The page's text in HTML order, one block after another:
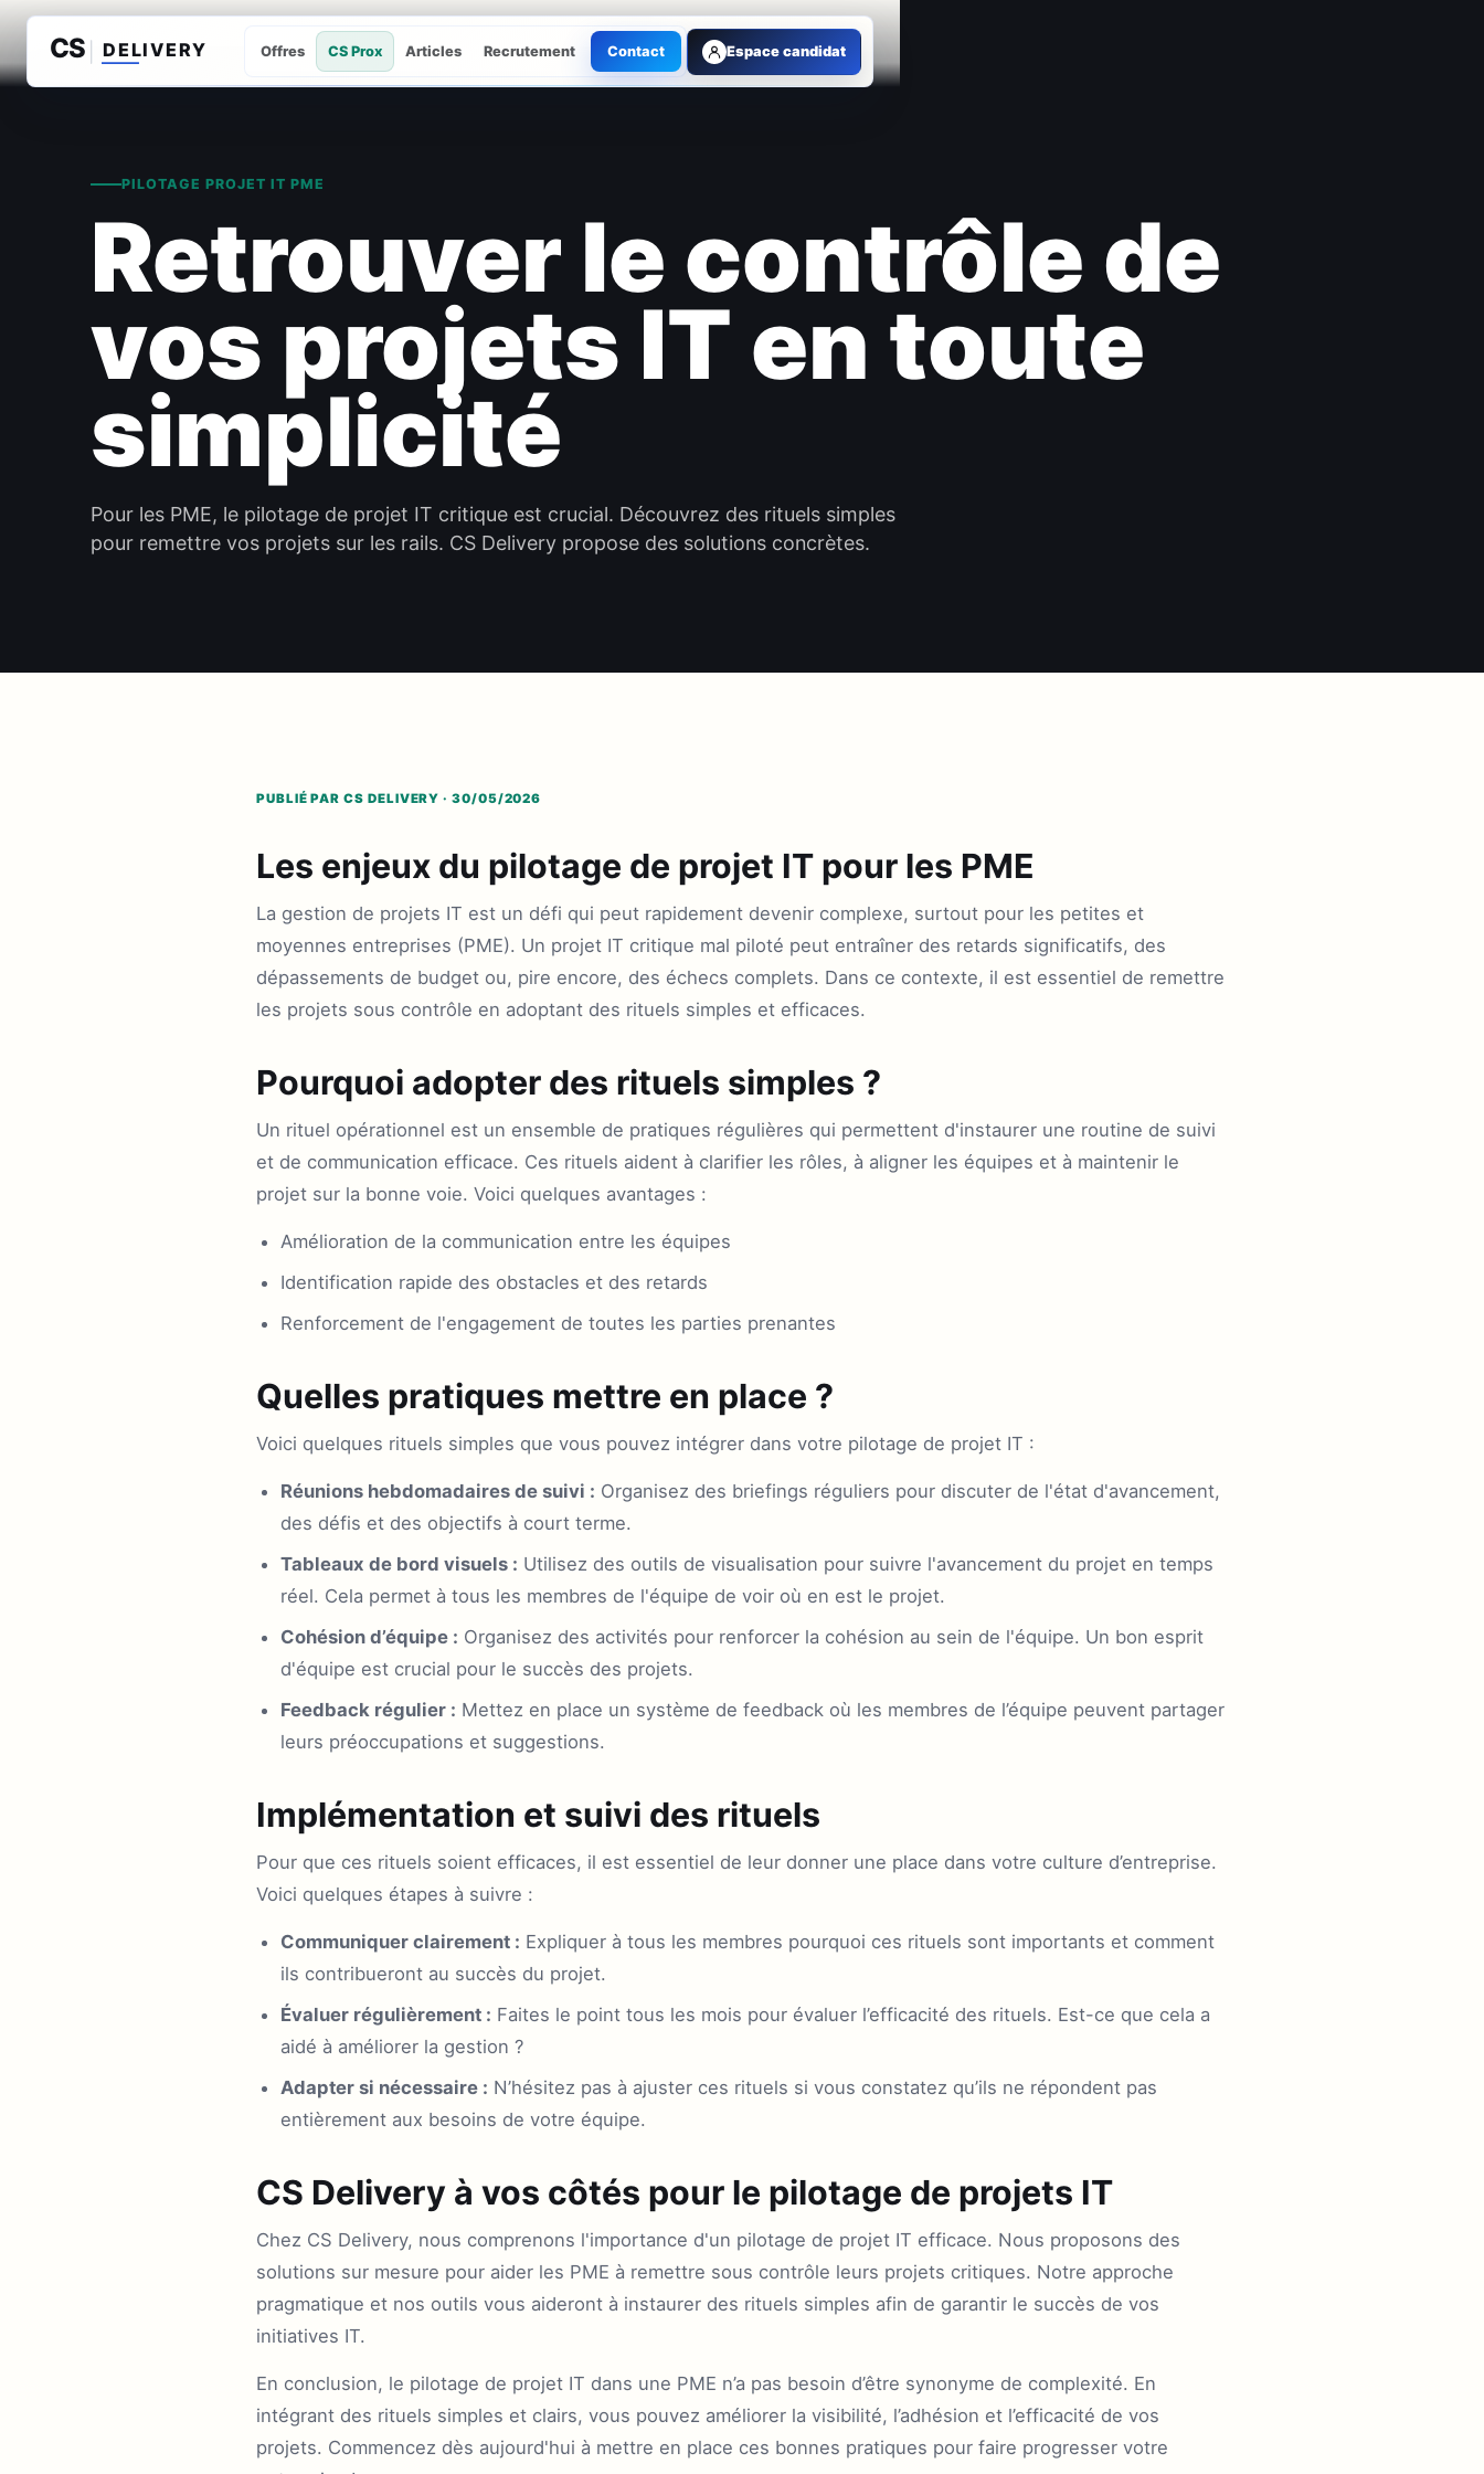
Offres CS Prox Articles Recrutement Contact Espace candidat
PILOTAGE PROJET IT PME
Retrouver le contrôle de
vos projets IT en toute
simplicité
Pour les PME, le pilotage de projet IT critique est crucial. Découvrez des rituels simples
pour remettre vos projets sur les rails. CS Delivery propose des solutions concrètes.
PUBLIÉ PAR CS DELIVERY · 30/05/2026
Les enjeux du pilotage de projet IT pour les PME
La gestion de projets IT est un défi qui peut rapidement devenir complexe, surtout pour les petites et
moyennes entreprises (PME). Un projet IT critique mal piloté peut entraîner des retards significatifs, des
dépassements de budget ou, pire encore, des échecs complets. Dans ce contexte, il est essentiel de remettre
les projets sous contrôle en adoptant des rituels simples et efficaces.
Pourquoi adopter des rituels simples ?
Un rituel opérationnel est un ensemble de pratiques régulières qui permettent d'instaurer une routine de suivi
et de communication efficace. Ces rituels aident à clarifier les rôles, à aligner les équipes et à maintenir le
projet sur la bonne voie. Voici quelques avantages :
Amélioration de la communication entre les équipes
Identification rapide des obstacles et des retards
Renforcement de l'engagement de toutes les parties prenantes
Quelles pratiques mettre en place ?
Voici quelques rituels simples que vous pouvez intégrer dans votre pilotage de projet IT :
Réunions hebdomadaires de suivi : Organisez des briefings réguliers pour discuter de l'état d'avancement,
des défis et des objectifs à court terme.
Tableaux de bord visuels : Utilisez des outils de visualisation pour suivre l'avancement du projet en temps
réel. Cela permet à tous les membres de l'équipe de voir où en est le projet.
Cohésion d’équipe : Organisez des activités pour renforcer la cohésion au sein de l'équipe. Un bon esprit
d'équipe est crucial pour le succès des projets.
Feedback régulier : Mettez en place un système de feedback où les membres de l’équipe peuvent partager
leurs préoccupations et suggestions.
Implémentation et suivi des rituels
Pour que ces rituels soient efficaces, il est essentiel de leur donner une place dans votre culture d’entreprise.
Voici quelques étapes à suivre :
Communiquer clairement : Expliquer à tous les membres pourquoi ces rituels sont importants et comment
ils contribueront au succès du projet.
Évaluer régulièrement : Faites le point tous les mois pour évaluer l’efficacité des rituels. Est-ce que cela a
aidé à améliorer la gestion ?
Adapter si nécessaire : N’hésitez pas à ajuster ces rituels si vous constatez qu’ils ne répondent pas
entièrement aux besoins de votre équipe.
CS Delivery à vos côtés pour le pilotage de projets IT
Chez CS Delivery, nous comprenons l'importance d'un pilotage de projet IT efficace. Nous proposons des
solutions sur mesure pour aider les PME à remettre sous contrôle leurs projets critiques. Notre approche
pragmatique et nos outils vous aideront à instaurer des rituels simples afin de garantir le succès de vos
initiatives IT.
En conclusion, le pilotage de projet IT dans une PME n’a pas besoin d’être synonyme de complexité. En
intégrant des rituels simples et clairs, vous pouvez améliorer la visibilité, l’adhésion et l’efficacité de vos
projets. Commencez dès aujourd'hui à mettre en place ces bonnes pratiques pour faire progresser votre